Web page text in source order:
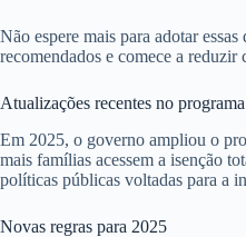
Não espere mais para adotar
recomendados e comece a reduzir
Atualizações recentes no
Em 2025, o governo ampliou o
mais famílias acessem a isenção
políticas públicas voltadas para a
Novas regras para 2025